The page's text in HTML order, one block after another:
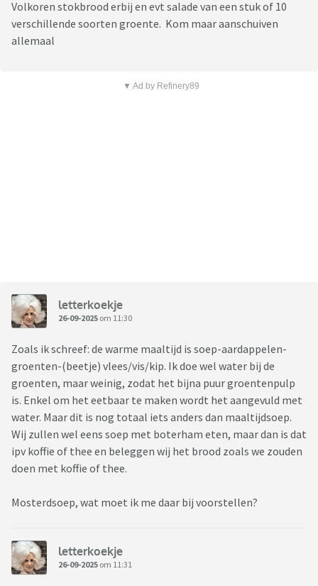
Volkoren stokbrood erbij en evt salade van een stuk of 10
verschillende soorten groente. Kom maar aanschuiven
allemaal
▼ Ad by Refinery89
letterkoekje
26-09-2025 om 11:30
Zoals ik schreef: de warme maaltijd is soep-aardappelen-
groenten-(beetje) vlees/vis/kip. Ik doe wel water bij de
groenten, maar weinig, zodat het bijna puur groentenpulp
is. Enkel om het eetbaar te maken wordt het aangevuld met
water. Maar dit is nog totaal iets anders dan maaltijdsoep.
Wij zullen wel eens soep met boterham eten, maar dan is dat
ipv koffie of thee en beleggen wij het brood zoals we zouden
doen met koffie of thee.
Mosterdsoep, wat moet ik me daar bij voorstellen?
letterkoekje
26-09-2025 om 11:31